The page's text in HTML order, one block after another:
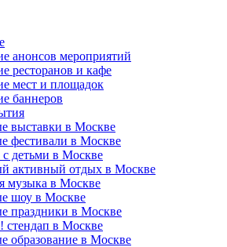
анонсов мероприятий
ресторанов и кафе
мест и площадок
баннеров
выставки в Москве
фестивали в Москве
с детьми в Москве
активный отдых в Москве
музыка в Москве
шоу в Москве
праздники в Москве
стендап в Москве
образование в Москве